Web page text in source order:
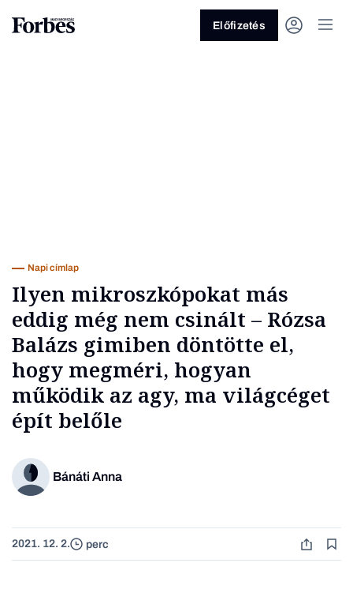
Üzlet
Előfizetés
Napi címlap
Ilyen mikroszkópokat más
eddig még nem csinált – Rózsa
Balázs gimiben döntötte el,
hogy megméri, hogyan
működik az agy, ma világcéget
épít belőle
Bánáti Anna
2021. 12. 2. perc